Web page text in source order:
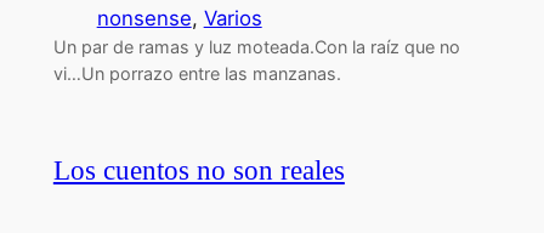
nonsense, Varios
Un par de ramas y luz moteada.Con la raíz que no
vi…Un porrazo entre las manzanas.
Los cuentos no son reales